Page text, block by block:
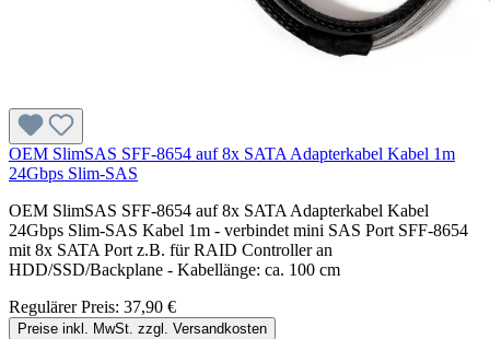
OEM SlimSAS SFF-8654 auf 8x SATA Adapterkabel Kabel 1m
24Gbps Slim-SAS
OEM SlimSAS SFF-8654 auf 8x SATA Adapterkabel Kabel
24Gbps Slim-SAS Kabel 1m - verbindet mini SAS Port SFF-8654
mit 8x SATA Port z.B. für RAID Controller an
HDD/SSD/Backplane - Kabellänge: ca. 100 cm
Regulärer Preis: 37,90 €
Preise inkl. MwSt. zzgl. Versandkosten